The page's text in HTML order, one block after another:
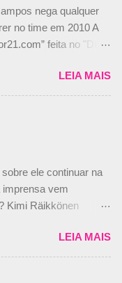
nega qualquer
no time em 2010 A
feita no "Día
Nelson Piquet havia
da Campos, dando,
a Nelsinho Piquet,
por todas por
escuderia. O
Bruno Senna em
uma oferta
“Mas depois de ter
dizendo ainda que
do tricampeão
bom piloto, rápido e
LEIA MAIS
ele continuar na
imprensa vem
Kimi Räikkönen
so that’s
#Kimi7 #EifelGP
— Kimi
LEIA MAIS